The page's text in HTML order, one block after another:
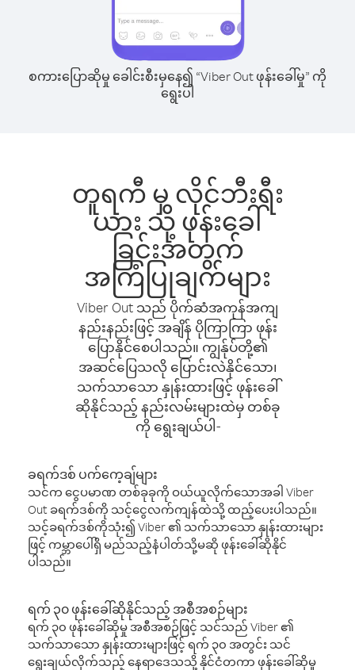
စကားပြောဆိုမှု ခေါင်းစီးမှနေ၍ “Viber Out ဖုန်းခေါ်မှု” ကို
ရွေးပါ
တူရကီ မှ လိုင်ဘီးရီး
ယား သို့ ဖုန်းခေါ်
ခြင်းအတွက်
အကြံပြုချက်များ
Viber Out သည် ပိုက်ဆံအကုန်အကျ
နည်းနည်းဖြင့် အချိန် ပိုကြာကြာ ဖုန်း
ပြောနိုင်စေပါသည်။ ကျွန်ုပ်တို့၏
အဆင်ပြေသလို ပြောင်းလဲနိုင်သော၊
သက်သာသော နှုန်းထားဖြင့် ဖုန်းခေါ်
ဆိုနိုင်သည့် နည်းလမ်းများထဲမှ တစ်ခု
ကို ရွေးချယ်ပါ-
ခရက်ဒစ် ပက်ကေ့ချ်များ
သင်က ငွေပမာဏ တစ်ခုခုကို ဝယ်ယူလိုက်သောအခါ Viber
Out ခရက်ဒစ်ကို သင့်ငွေလက်ကျန်ထဲသို့ ထည့်ပေးပါသည်။
သင့်ခရက်ဒစ်ကိုသုံး၍ Viber ၏ သက်သာသော နှုန်းထားများ
ဖြင့် ကမ္ဘာပေါ်ရှိ မည်သည့်နံပါတ်သို့မဆို ဖုန်းခေါ်ဆိုနိုင်
ပါသည်။
ရက် ၃၀ ဖုန်းခေါ်ဆိုနိုင်သည့် အစီအစဉ်များ
ရက် ၃၀ ဖုန်းခေါ်ဆိုမှု အစီအစဉ်ဖြင့် သင်သည် Viber ၏
သက်သာသော နှုန်းထားများဖြင့် ရက် ၃၀ အတွင်း သင်
ရွေးချယ်လိုက်သည့် နေရာဒေသသို့ နိုင်ငံတကာ ဖုန်းခေါ်ဆိုမှု